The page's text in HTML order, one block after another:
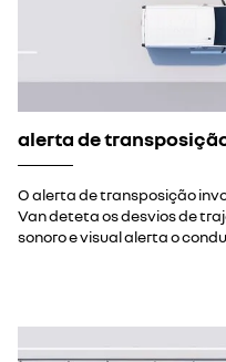
alerta de
O alerta de transposição
Van deteta os desvios de
sonoro e visual alerta o